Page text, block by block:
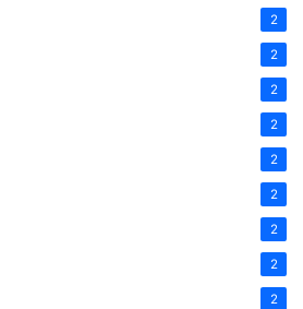
2
2
2
2
2
2
2
2
2